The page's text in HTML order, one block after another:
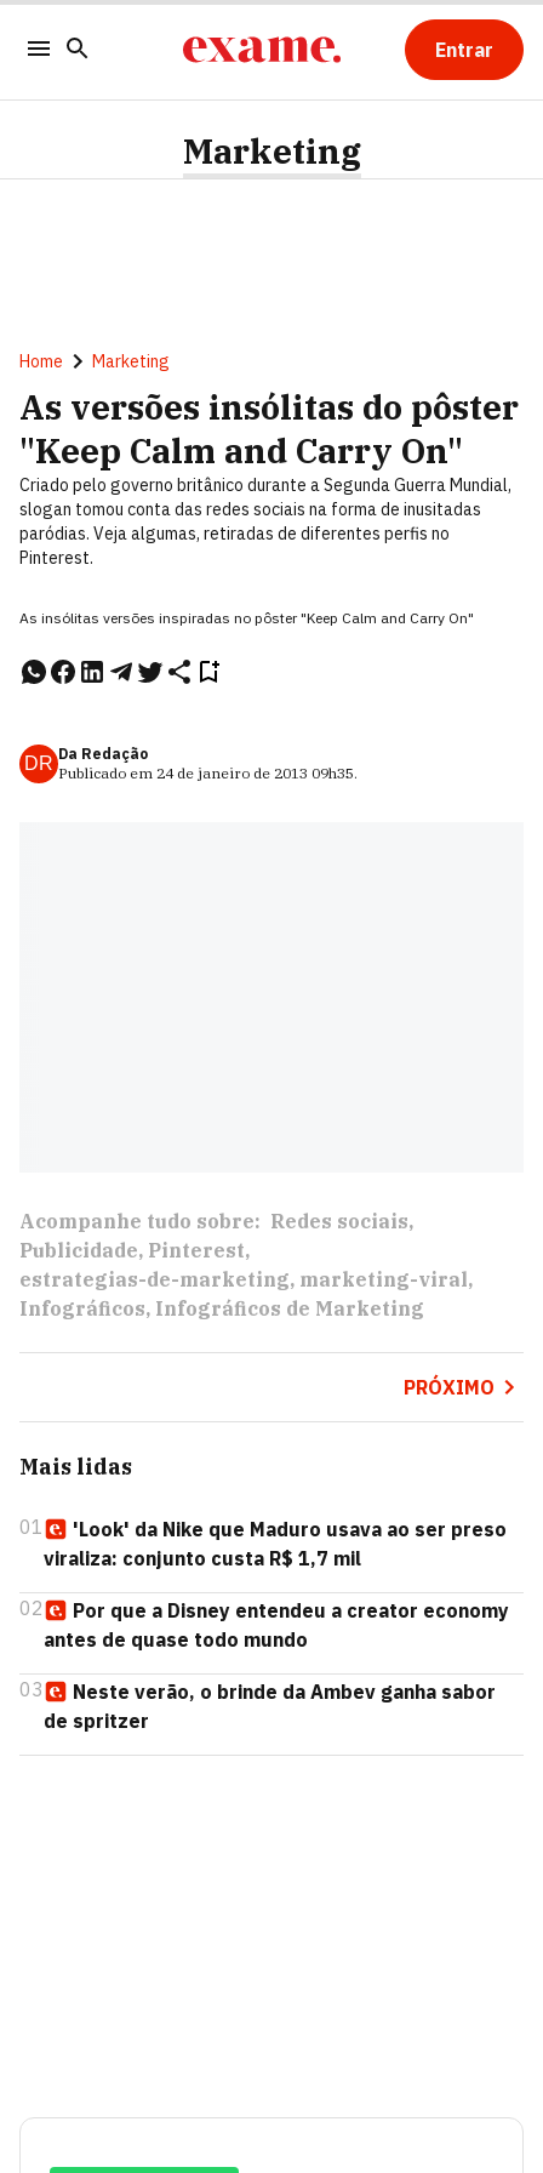
Entrar
Marketing
Home Marketing
As versões insólitas do pôster
"Keep Calm and Carry On"
Criado pelo governo britânico durante a Segunda Guerra Mundial,
slogan tomou conta das redes sociais na forma de inusitadas
paródias. Veja algumas, retiradas de diferentes perfis no
Pinterest.
As insólitas versões inspiradas no pôster "Keep Calm and Carry On"
DR Da Redação
Publicado em 24 de janeiro de 2013 09h35.
Acompanhe tudo sobre: Redes sociais
Publicidade Pinterest
estrategias-de-marketing marketing-viral
Infográficos Infográficos de Marketing
PRÓXIMO
Mais lidas
01
'Look' da Nike que Maduro usava ao ser preso
viraliza: conjunto custa R$ 1,7 mil
02
Por que a Disney entendeu a creator economy
antes de quase todo mundo
03
Neste verão, o brinde da Ambev ganha sabor
de spritzer